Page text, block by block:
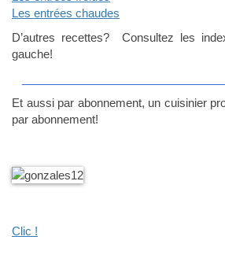
Les entrées chaudes
D’autres recettes? Consultez les
gauche!
Et aussi par abonnement, un cuisinier
par abonnement!
Clic !